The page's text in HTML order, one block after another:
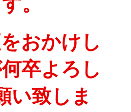
おかけし
卒よろし
い致しま